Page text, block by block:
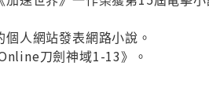
人網站發表網路小說。
刀劍神域1-13》。